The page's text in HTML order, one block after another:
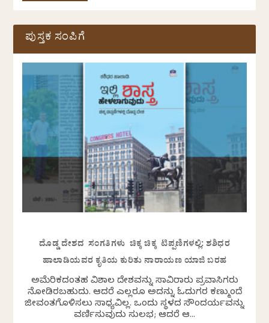
ಪುಸ್ತಕ ಸಂಪಿಗೆ
ದೊಡ್ಡ ದೇಶದ ಸಂಗತಿಗಳು ಚಿಕ್ಕ ಚಿಕ್ಕ ಟಿಪ್ಪಣಿಗಳಲ್ಲಿ: ಶಶಿಧರ
ಹಾಲಾಡಿಯವರ ಕೃತಿಯ ಕುರಿತು ನಾರಾಯಣ ಯಾಜಿ ಬರಹ
ಅಮೆರಿಕದಂತಹ ವಿಶಾಲ ದೇಶವನ್ನು ಸಾವಿರಾರು ಪ್ರವಾಸಿಗರು
ನೋಡಿರಬಹುದು. ಆದರೆ ಎಲ್ಲರೂ ಅದನ್ನು ಓದುಗರ ಕಣ್ಮುಂದೆ
ಜೀವಂತಗೊಳಿಸಲು ಸಾಧ್ಯವಿಲ್ಲ. ಒಂದು ಸ್ಥಳದ ಸೌಂದರ್ಯವನ್ನು
ವರ್ಣಿಸುವುದು ಸುಲಭ; ಆದರೆ ಆ...